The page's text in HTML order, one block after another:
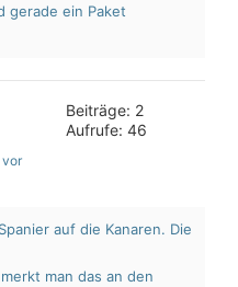
gerade ein Paket
vor
Beiträge: 2
Aufrufe: 46
auf die Kanaren. Die
man das an den